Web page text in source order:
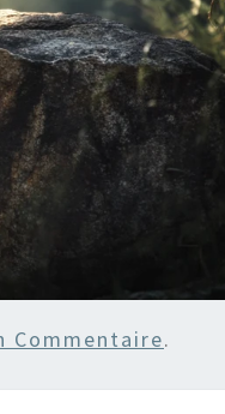
Commentaire.